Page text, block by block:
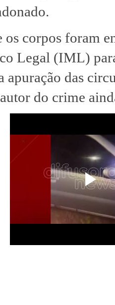
os corpos foram
Legal (IML)
apuração das
do crime